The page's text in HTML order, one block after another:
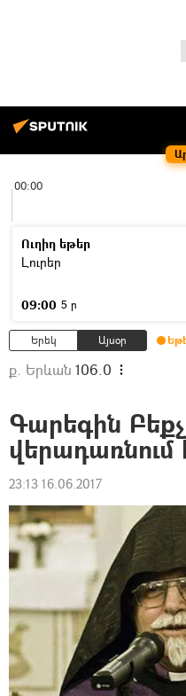
00:00
Ուղիղ եթեր
Լուրեր
09:00 5 ր
Երեկ Այսօր
ք. Երևան 106.0
Գարեգին
վերադառնում
23:13 16.06.2017